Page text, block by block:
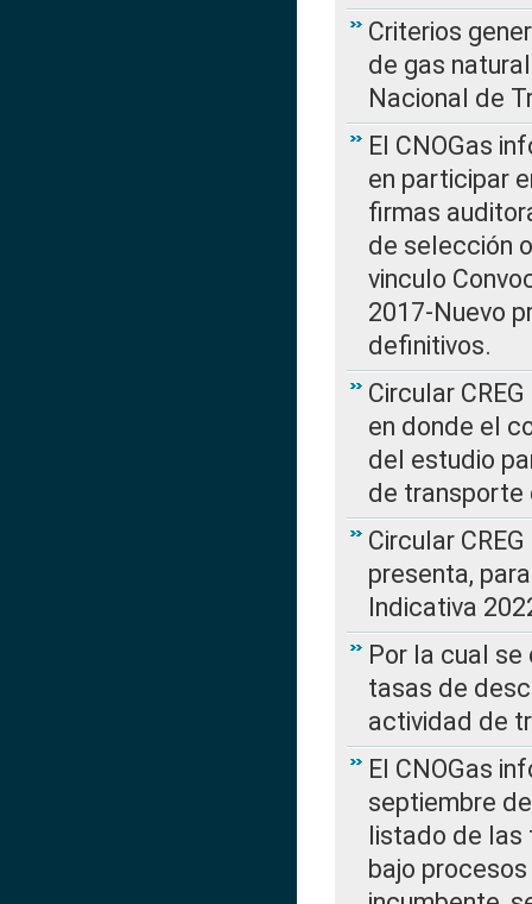
Criterios
de gas
Nacional de
El CNOGas
en participar
firmas
de selección
vinculo
2017-Nuevo
definitivos.
Circular
en donde el
del estudio
de transporte
Circular
presenta,
Indicativa
Por la cual
tasas de
actividad de
El CNOGas
septiembre
listado de las
bajo